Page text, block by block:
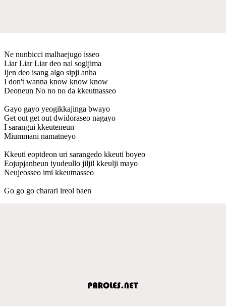
Ne nunbicci malhaejugo isseo
Liar Liar Liar deo nal sogijima
Ijen deo isang algo sipji anha
I don't wanna know know know
Deoneun No no no da kkeutnasseo
Gayo gayo yeogikkajinga bwayo
Get out get out dwidoraseo nagayo
I sarangui kkeuteneun
Miummani namatneyo
Kkeuti eoptdeon uri sarangedo kkeuti boyeo
Eojupjanheun iyudeullo jiljil kkeulji mayo
Neujeosseo imi kkeutnasseo
Go go go charari ireol baen